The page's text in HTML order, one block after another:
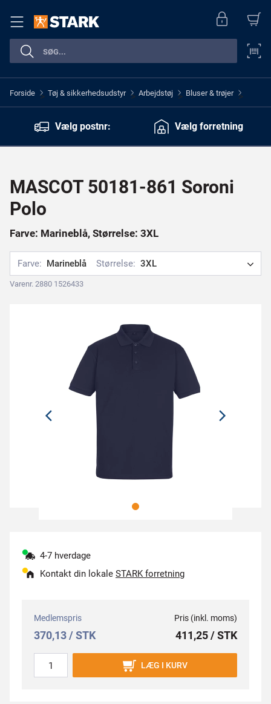
Forside > Tøj & sikkerhedsudstyr > Arbejdstøj > Bluser & trøjer >
Vælg postnr: Vælg forretning
MASCOT 50181-861 Soroni
Polo
Farve: Marineblå, Størrelse: 3XL
Farve: Marineblå Størrelse: 3XL
Varenr. 2880 1526433
4-7 hverdage
Kontakt din lokale STARK forretning
Medlemspris
370,13 / STK
Pris (inkl. moms)
411,25 / STK
LÆG I KURV